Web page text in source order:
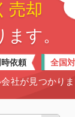
売却
す。
依頼 全国
社が見つかり